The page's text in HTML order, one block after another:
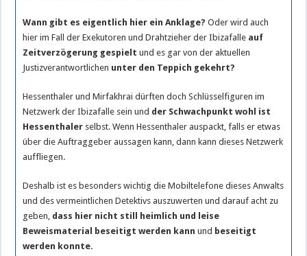
Wann gibt es eigentlich hier ein Anklage? Oder wird auch
hier im Fall der Exekutoren und Drahtzieher der Ibizafalle auf
Zeitverzögerung gespielt und es gar von der aktuellen
Justizverantwortlichen unter den Teppich gekehrt?
Hessenthaler und Mirfakhrai dürften doch Schlüsselfiguren im
Netzwerk der Ibizafalle sein und der Schwachpunkt wohl ist
Hessenthaler selbst. Wenn Hessenthaler auspackt, falls er etwas
über die Auftraggeber aussagen kann, dann kann dieses Netzwerk
auffliegen.
Deshalb ist es besonders wichtig die Mobiltelefone dieses Anwalts
und des vermeintlichen Detektivs auszuwerten und darauf acht zu
geben, dass hier nicht still heimlich und leise
Beweismaterial beseitigt werden kann und beseitigt
werden konnte.